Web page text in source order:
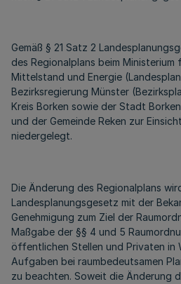
Gemäß § 21 Satz 2
des Regionalplans beim Ministerium
Mittelstand und Energie
Bezirksregierung Münster
Kreis Borken sowie der Stadt
und der Gemeinde Reken zur
niedergelegt.
Die Änderung des Regionalplans
Landesplanungsgesetz mit der
Genehmigung zum Ziel der
Maßgabe der §§ 4 und 5
öffentlichen Stellen und Privaten in
Aufgaben bei raumbedeutsamen
zu beachten. Soweit die Änderung